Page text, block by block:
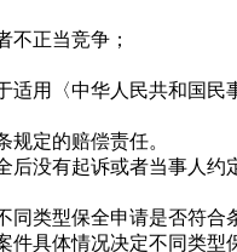
正当竞争；
〈中华人民共和国民
定的赔偿责任。
有起诉或者当事人约
类型保全申请是否符合
具体情况决定不同类型